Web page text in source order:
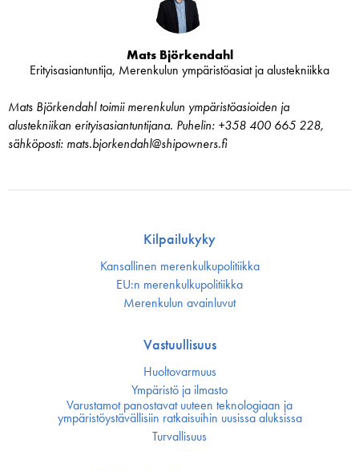
Mats Björkendahl
Erityisasiantuntija, Merenkulun ympäristöasiat ja alustekniikka
Mats Björkendahl toimii merenkulun ympäristöasioiden ja
alustekniikan erityisasiantuntijana. Puhelin: +358 400 665 228,
sähköposti: mats.bjorkendahl@shipowners.fi
Kilpailukyky
Kansallinen merenkulku­politiikka
EU:n merenkulku­politiikka
Merenkulun avainluvut
Vastuullisuus
Huoltovarmuus
Ympäristö ja ilmasto
Varustamot panostavat uuteen teknologiaan ja
ympäristöystävällisiin ratkaisuihin uusissa aluksissa
Turvallisuus